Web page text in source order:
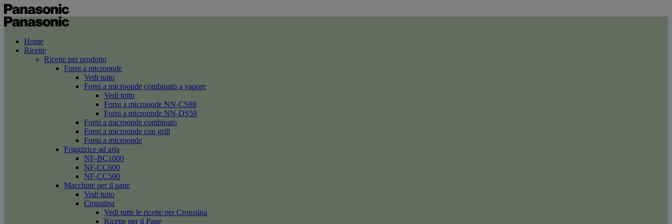
Home
Ricette
Ricette per prodotto
Forni a microonde
Vedi tutto
Forni a microonde combinato a vapore
Vedi tutto
Forni a microonde NN-CS88
Forni a microonde NN-DS59
Forni a microonde combinato
Forni a microonde con grill
Forni a microonde
Friggitrice ad aria
NF-BC1000
NF-CC600
NF-CC500
Macchine per il pane
Vedi tutto
Croustina
Vedi tutte le ricette per Croustina
Ricette per il Pane